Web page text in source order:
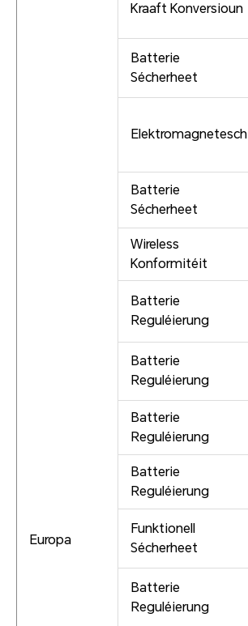
Europa
Kraaft Konversioun
Batterie
Sécherheet
Elektromagnetesch
Batterie
Sécherheet
Wireless
Konformitéit
Batterie
Reguléierung
Batterie
Reguléierung
Batterie
Reguléierung
Batterie
Reguléierung
Funktionell
Sécherheet
Batterie
Reguléierung